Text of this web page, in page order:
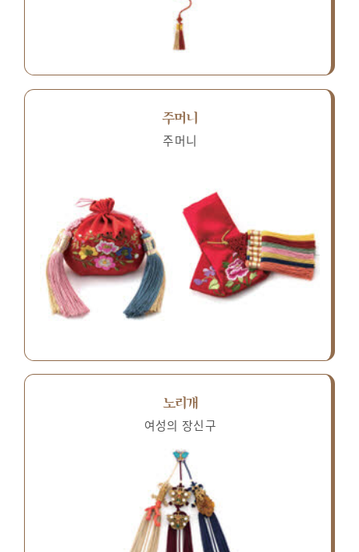
주머니
주머니
노리개
여성의 장신구